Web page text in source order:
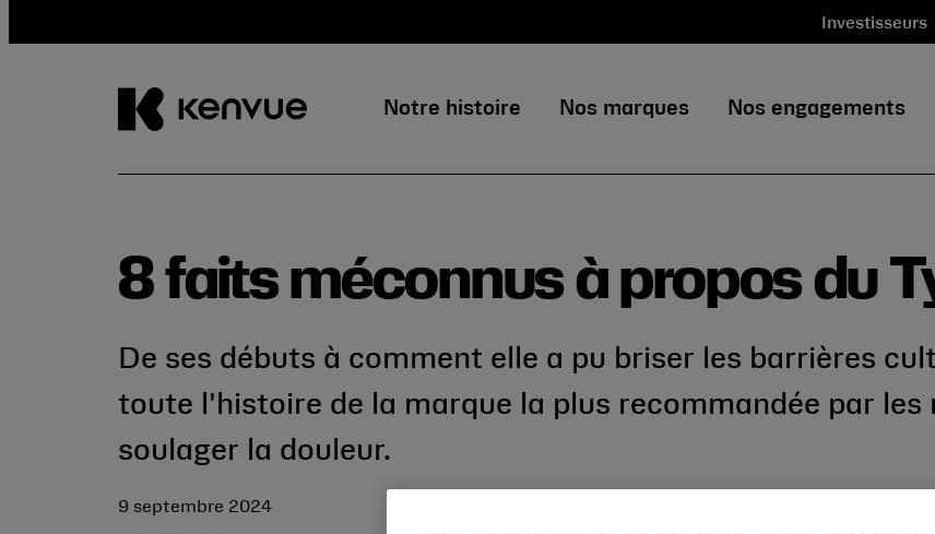
Investisseurs
Notre histoire Nos marques Nos engagements
8 faits méconnus à propos du
De ses débuts à comment elle a pu briser les barrières
toute l'histoire de la marque la plus recommandée par les
soulager la douleur.
9 septembre 2024